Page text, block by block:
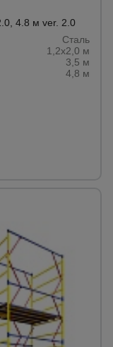
4.8 м ver. 2.0
Сталь
1,2х2,0 м
3,5 м
4,8 м